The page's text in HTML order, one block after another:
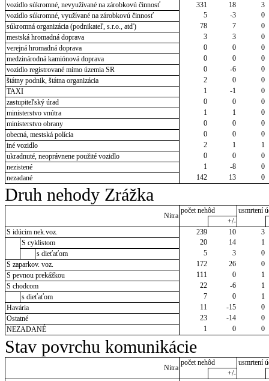
vozidlo súkromné, nevyužívané na zárobkovú činnosť
331 18
3
vozidlo súkromné, využívané na zárobkovú činnosť
5 -3
0
súkromná organizácia (podnikateľ, s.r.o., atď)
78 7
0
mestská hromadná doprava
3 3
0
verejná hromadná doprava
0 0
0
medzinárodná kamiónová doprava
0 0
0
vozidlo registrované mimo územia SR
0 -6
0
štátny podnik, štátna organizácia
2 0
0
TAXI
1 -1
0
zastupiteľský úrad
0 0
0
ministerstvo vnútra
1 1
0
ministerstvo obrany
0 0
0
obecná, mestská polícia
0 0
0
iné vozidlo
2 1
1
ukradnuté, neoprávnene použité vozidlo
0 0
0
nezistené
1 -8
0
nezadané
142 13 0
Druh nehody Zrážka
Nitra
počet nehôd
usmrtení
+/-
S idúcim nek.voz.
239 10
3
S cyklistom
20 14
1
s dieťaťom
5 3
0
S zaparkov. voz.
172 26
0
S pevnou prekážkou
111 0
1
S chodcom
22 -6
1
s dieťaťom
7 0
1
Havária
11 -15
0
Ostatné
23 -14
0
NEZADANÉ
1 0 0
Stav povrchu komunikácie
Nitra
počet nehôd
usmrtení
+/-